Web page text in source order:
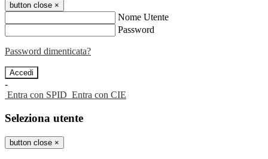
button close ×
Nome Utente
Password
Password dimenticata?
-
Entra con SPID Entra con CIE
Seleziona utente
button close ×